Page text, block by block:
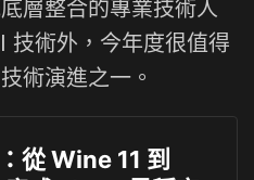
層整合的專業技術人
技術外，今年度很值得
術演進之一。